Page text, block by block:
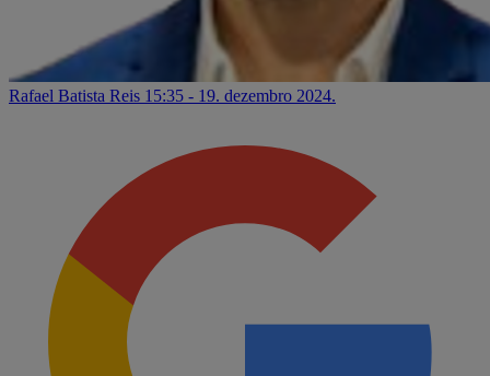
Rafael Batista Reis 15:35 - 19. dezembro 2024.